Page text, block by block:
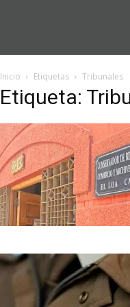
Inicio Etiquetas Tribunales
Etiqueta: